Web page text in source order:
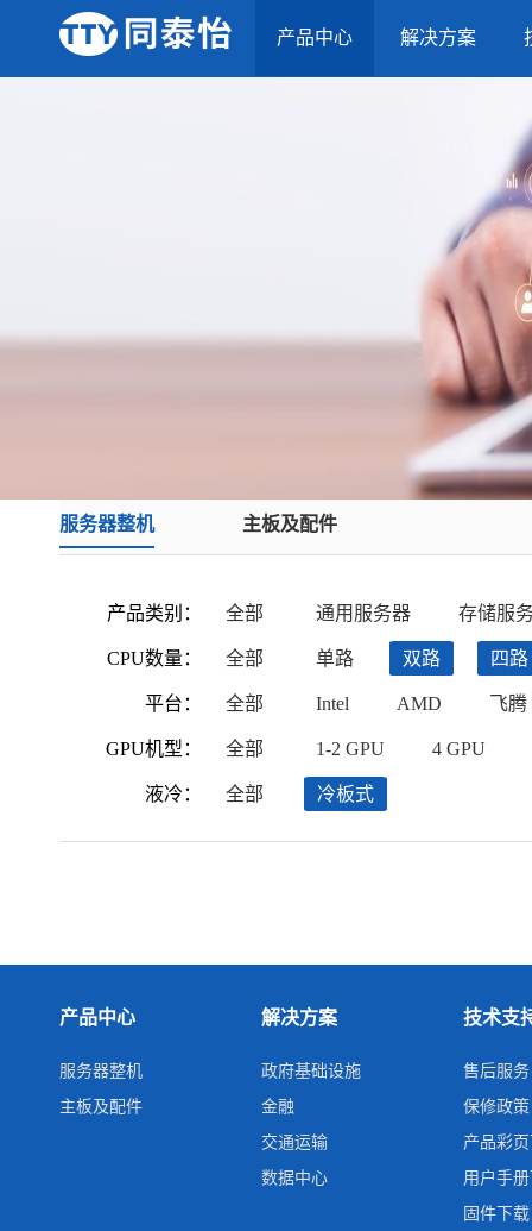
产品中心 解决方案
服务器整机 主板及配件
产品类别：
CPU数量：
平台：
GPU机型：
液冷：
全部 通用服务器 存储服
全部 单路 双路 四路
全部 Intel AMD 飞腾
全部 1-2 GPU 4 GPU
全部 冷板式
产品中心
服务器整机
主板及配件
解决方案
政府基础设施
金融
交通运输
数据中心
技术支
售后服务
保修政策
产品彩
用户手
固件下载